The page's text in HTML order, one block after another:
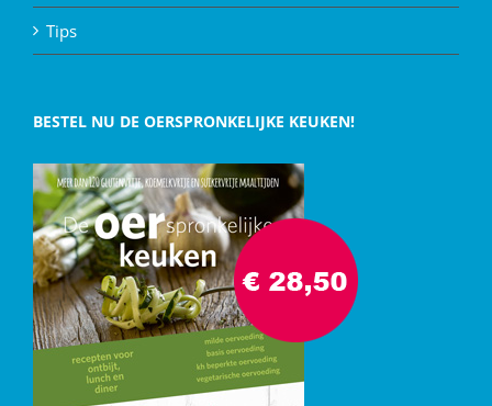
Tips
BESTEL NU DE OERSPRONKELIJKE KEUKEN!